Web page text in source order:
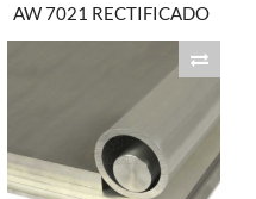
AW 7021 RECTIFICADO